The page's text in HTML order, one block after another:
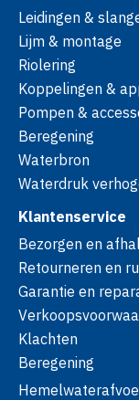
Leidingen &
Lijm & montage
Riolering
Koppelingen &
Pompen &
Beregening
Waterbron
Waterdruk
Klantenservice
Bezorgen en
Retourneren en
Garantie en
Klachten
Beregening